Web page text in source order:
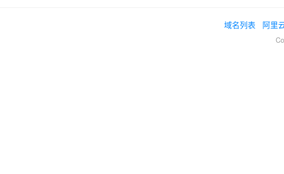
域名列表 阿里